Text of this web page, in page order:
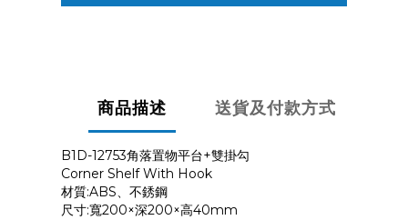
商品描述 送貨及付款方式
B1D-12753角落置物平台+雙掛勾
Corner Shelf With Hook
材質:ABS、不銹鋼
尺寸:寬200×深200×高40mm